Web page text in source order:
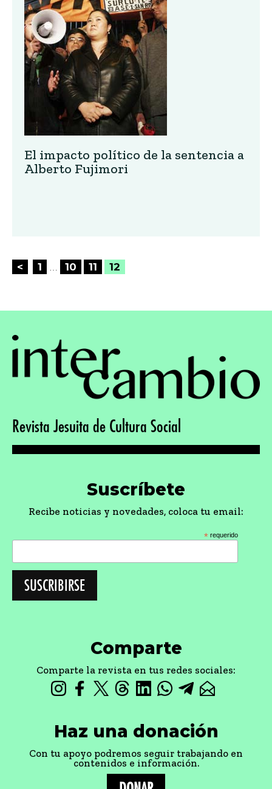
El impacto político de la sentencia a
Alberto Fujimori
Posts
< 1 10 11 12
Revista Jesuita de Cultura Social
Suscríbete
Recibe noticias y novedades, coloca tu email:
* requerido
Comparte
Comparte la revista en tus redes sociales:
Haz una donación
Con tu apoyo podremos seguir trabajando en
contenidos e información.